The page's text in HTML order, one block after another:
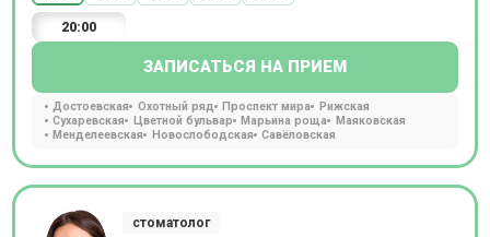
20:00
ЗАПИСАТЬСЯ НА ПРИЕМ
Достоевская Охотный ряд Проспект мира
Рижская
Сухаревская
Цветной бульвар Марьина роща
Маяковская
Менделеевская
Новослободская Савёловская
стоматолог